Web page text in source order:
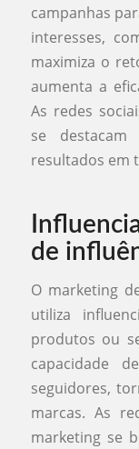
campanhas
interesses,
maximiza o
aumenta a
As redes
se
resultados em
de
O marketing
utiliza
produtos ou
capacidade
seguidores,
marcas. As
marketing se